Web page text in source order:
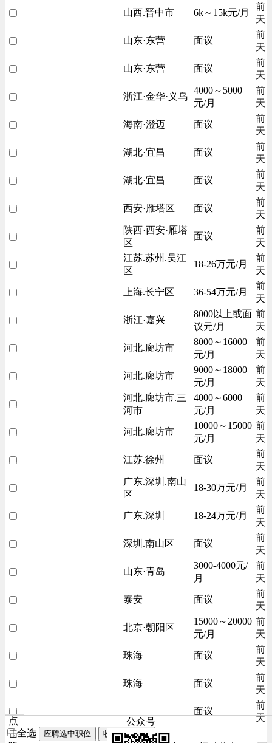
山西.晋中市 6k～15k元/月
前
天
山东·东营 面议
前
天
山东·东营 面议
前
天
浙江·金华·义乌
4000～5000
元/月
前
天
海南·澄迈 面议
前
天
湖北·宜昌 面议
前
天
湖北·宜昌 面议
前
天
西安·雁塔区 面议
前
天
陕西·西安·雁塔
区
面议
前
天
江苏.苏州.吴江
区
18-26万元/月
前
天
上海.长宁区 36-54万元/月
前
天
浙江·嘉兴
8000以上或面
议元/月
前
天
河北.廊坊市
8000～16000
元/月
前
天
河北.廊坊市
9000～18000
元/月
前
天
河北.廊坊市.三
河市
4000～6000
元/月
前
天
河北.廊坊市
10000～15000
元/月
前
天
江苏.徐州 面议
前
天
广东.深圳.南山
区
18-30万元/月
前
天
广东.深圳 18-24万元/月
前
天
深圳.南山区 面议
前
天
山东·青岛
3000-4000元/
月
前
天
泰安 面议
前
天
北京·朝阳区
15000～20000
元/月
前
天
珠海 面议
前
天
珠海 面议
前
天
面议
前
天
全选
应聘选中职位 收藏选中职位
点
击
公众号